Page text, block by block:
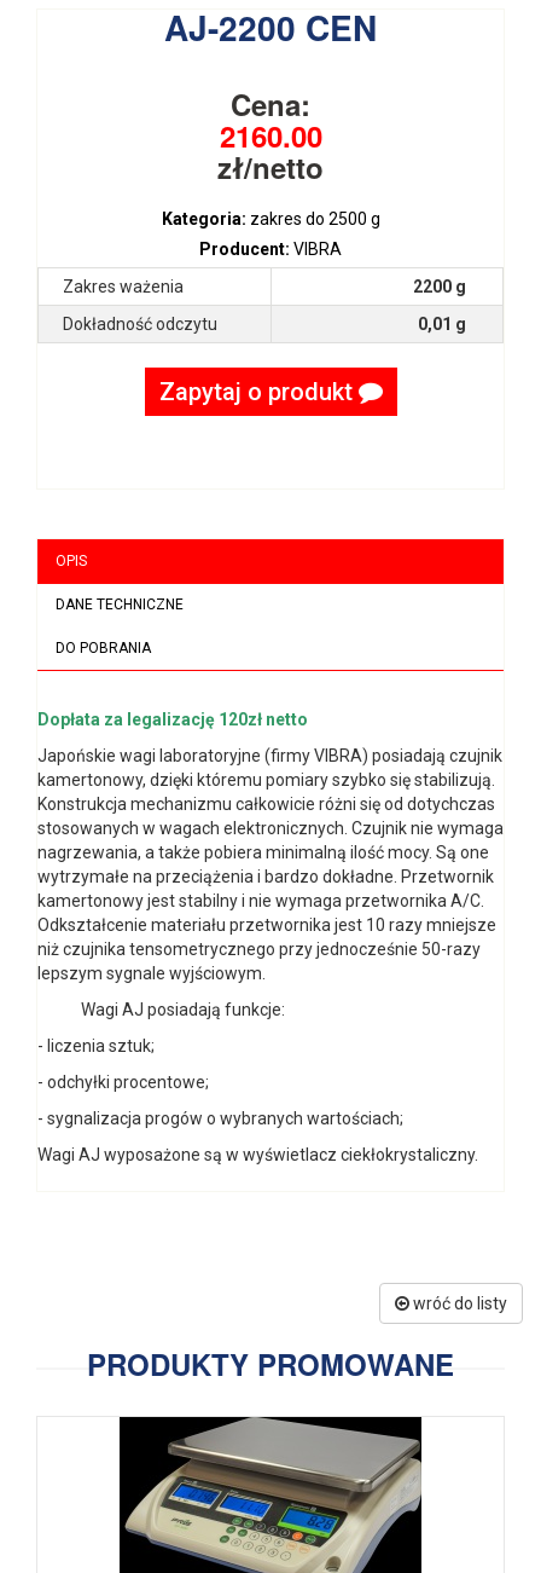
AJ-2200 CEN
Cena:
2160.00
zł/netto
Kategoria: zakres do 2500 g
Producent: VIBRA
Zakres ważenia
2200 g
Dokładność odczytu
0,01 g
Zapytaj o produkt
OPIS
DANE TECHNICZNE
DO POBRANIA
Dopłata za legalizację 120zł netto
Japońskie wagi laboratoryjne (firmy VIBRA) posiadają czujnik
kamertonowy, dzięki któremu pomiary szybko się stabilizują.
Konstrukcja mechanizmu całkowicie różni się od dotychczas
stosowanych w wagach elektronicznych. Czujnik nie wymaga
nagrzewania, a także pobiera minimalną ilość mocy. Są one
wytrzymałe na przeciążenia i bardzo dokładne. Przetwornik
kamertonowy jest stabilny i nie wymaga przetwornika A/C.
Odkształcenie materiału przetwornika jest 10 razy mniejsze
niż czujnika tensometrycznego przy jednocześnie 50-razy
lepszym sygnale wyjściowym.
Wagi AJ posiadają funkcje:
- liczenia sztuk;
- odchyłki procentowe;
- sygnalizacja progów o wybranych wartościach;
Wagi AJ wyposażone są w wyświetlacz ciekłokrystaliczny.
wróć do listy
PRODUKTY PROMOWANE